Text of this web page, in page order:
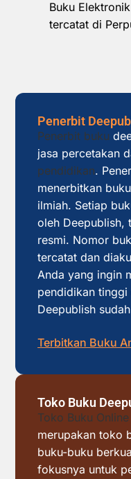
Buku
tercatat di
Penerbit
Penerbit buku
jasa percetakan
pendidikan.
menerbitkan
ilmiah. Setiap
oleh Deepublish,
resmi. Nomor
tercatat dan
Anda yang ingin
pendidikan tinggi
Deepublish
Terbitkan Buku
Toko Buku
Toko Buku Online
merupakan toko
buku-buku
fokusnya untuk